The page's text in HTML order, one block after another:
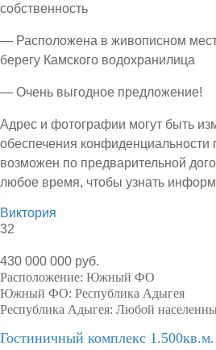
собственность
— Расположена в живописном
берегу Камского водохранилица
— Очень выгодное предложение!
Адрес и фотографии могут быть
обеспечения
возможен по предварительной
любое время, чтобы узнать
Виктория
32
430 000 000 руб.
Расположение: Южный ФО
Южный ФО: Республика Адыгея
Республика Адыгея: Любой
Гостиничный комплекс